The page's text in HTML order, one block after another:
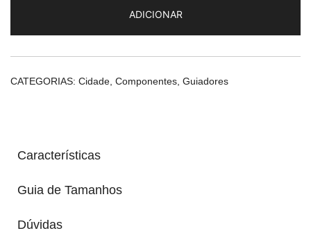
ADICIONAR
CATEGORIAS: Cidade Componentes Guiadores
Características
Guia de Tamanhos
Dúvidas